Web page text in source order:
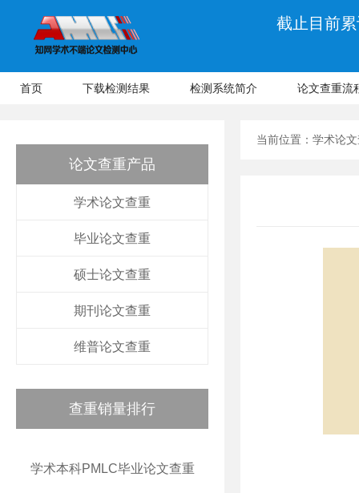
截止目前
首页 下载检测结果 检测系统简介 论文查重流
论文查重产品
学术论文查重
毕业论文查重
硕士论文查重
期刊论文查重
维普论文查重
查重销量排行
学术本科PMLC毕业论文查重
当前位置： 学术论